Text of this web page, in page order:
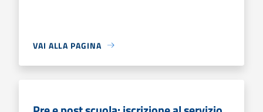
VAI ALLA PAGINA